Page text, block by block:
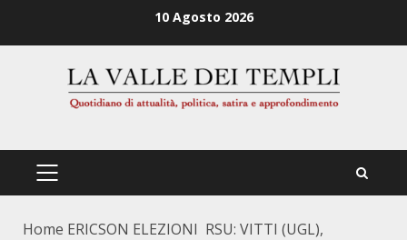
10 Agosto 2026
PRIMÄRES
Home ERICSON ELEZIONI RSU: VITTI (UGL),